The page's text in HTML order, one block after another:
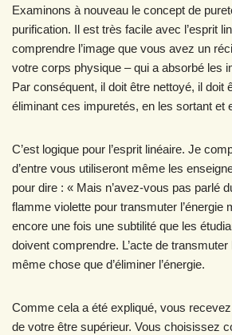
Examinons à nouveau le concept de
purification. Il est très facile avec l’esprit
comprendre l’image que vous avez un
votre corps physique – qui a absorbé les
Par conséquent, il doit être nettoyé, il doit
éliminant ces impuretés, en les sortant et
C’est logique pour l’esprit linéaire. Je
d’entre vous utiliseront même les
pour dire : « Mais n’avez-vous pas parlé
flamme violette pour transmuter l’énergie
encore une fois une subtilité que les
doivent comprendre. L’acte de transmuter
même chose que d’éliminer l’énergie.
Comme cela a été expliqué, vous
de votre être supérieur. Vous choisissez